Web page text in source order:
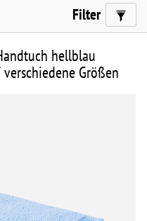
Filter
hellblau
Größen